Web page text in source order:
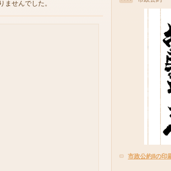
せんでした。
市政公約IIの印